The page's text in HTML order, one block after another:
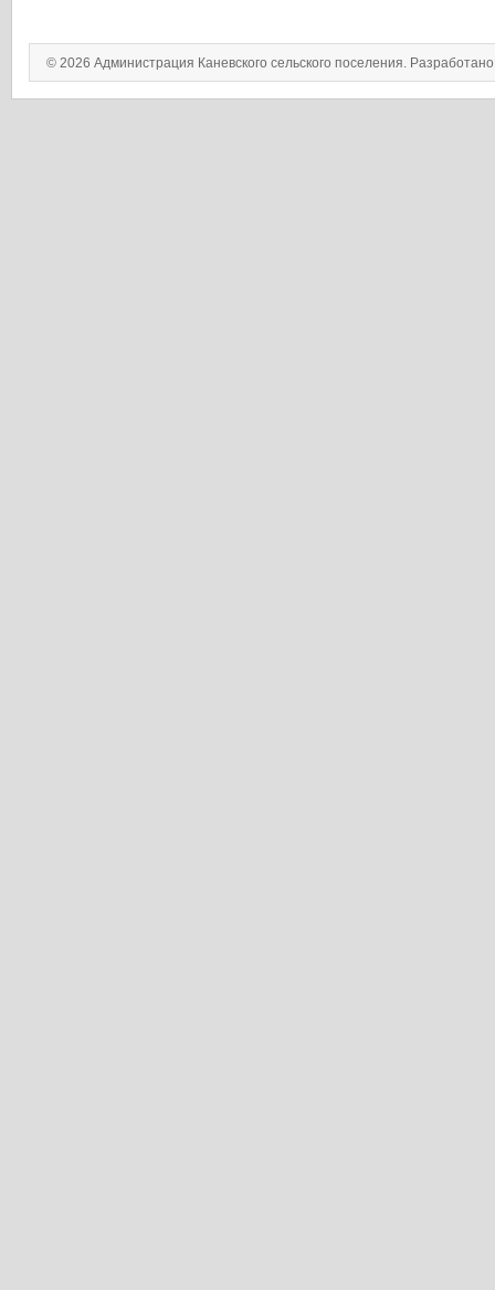
© 2026 Администрация Каневского сельского поселения.